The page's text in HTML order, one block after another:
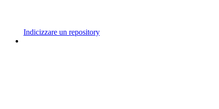
Indicizzare un repository